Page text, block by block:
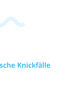
Knickfälle